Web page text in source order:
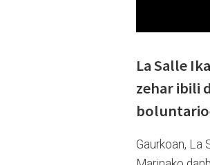
La Salle
zehar ibili
Gaurkoan,